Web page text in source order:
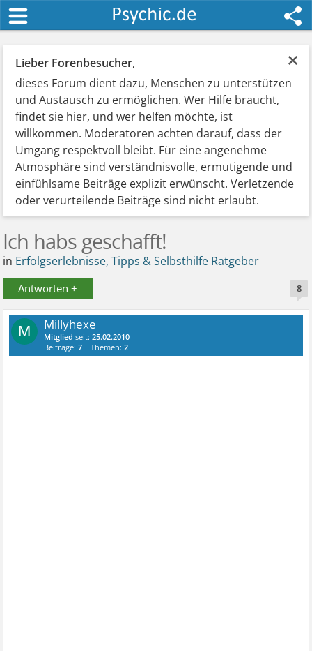
×
Lieber Forenbesucher,
dieses Forum dient dazu, Menschen zu unterstützen
und Austausch zu ermöglichen. Wer Hilfe braucht,
findet sie hier, und wer helfen möchte, ist
willkommen. Moderatoren achten darauf, dass der
Umgang respektvoll bleibt. Für eine angenehme
Atmosphäre sind verständnisvolle, ermutigende und
einfühlsame Beiträge explizit erwünscht. Verletzende
oder verurteilende Beiträge sind nicht erlaubt.
Ich habs geschafft!
in Erfolgserlebnisse, Tipps & Selbsthilfe Ratgeber
Antworten + 8
M Millyhexe
Mitglied seit:25.02.2010
Beiträge:7 Themen:2